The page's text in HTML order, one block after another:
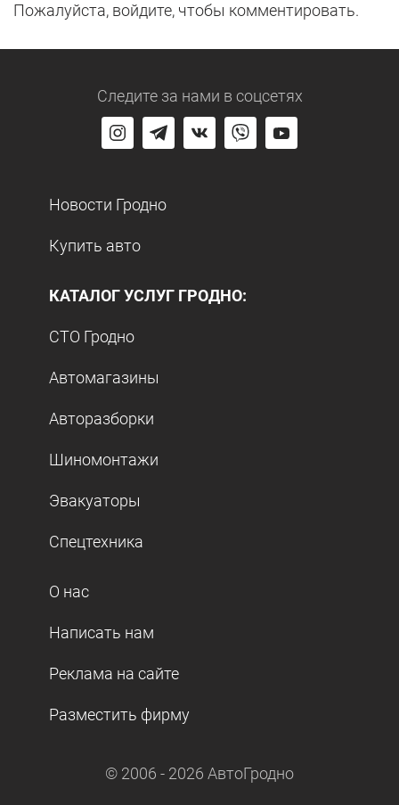
Пожалуйста, войдите, чтобы комментировать.
Следите за нами в соцсетях
Новости Гродно
Купить авто
КАТАЛОГ УСЛУГ ГРОДНО:
СТО Гродно
Автомагазины
Авторазборки
Шиномонтажи
Эвакуаторы
Спецтехника
О нас
Написать нам
Реклама на сайте
Разместить фирму
© 2006 - 2026 АвтоГродно